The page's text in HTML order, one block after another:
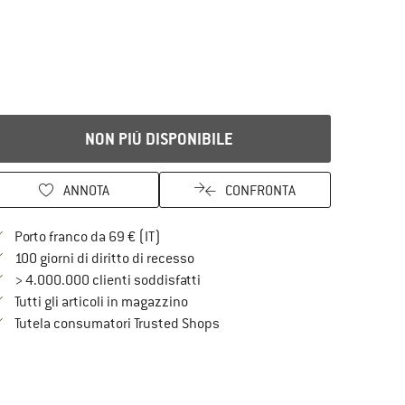
NON PIÙ DISPONIBILE
ANNOTA CONFRONTA
Porto franco da 69 € (IT)
100 giorni di diritto di recessoVai alla politica di recesso qui Si
> 4.000.000 clienti soddisfatti
Tutti gli articoli in magazzino
Tutela consumatori Trusted ShopsTrovi tutte le informazioni qui!